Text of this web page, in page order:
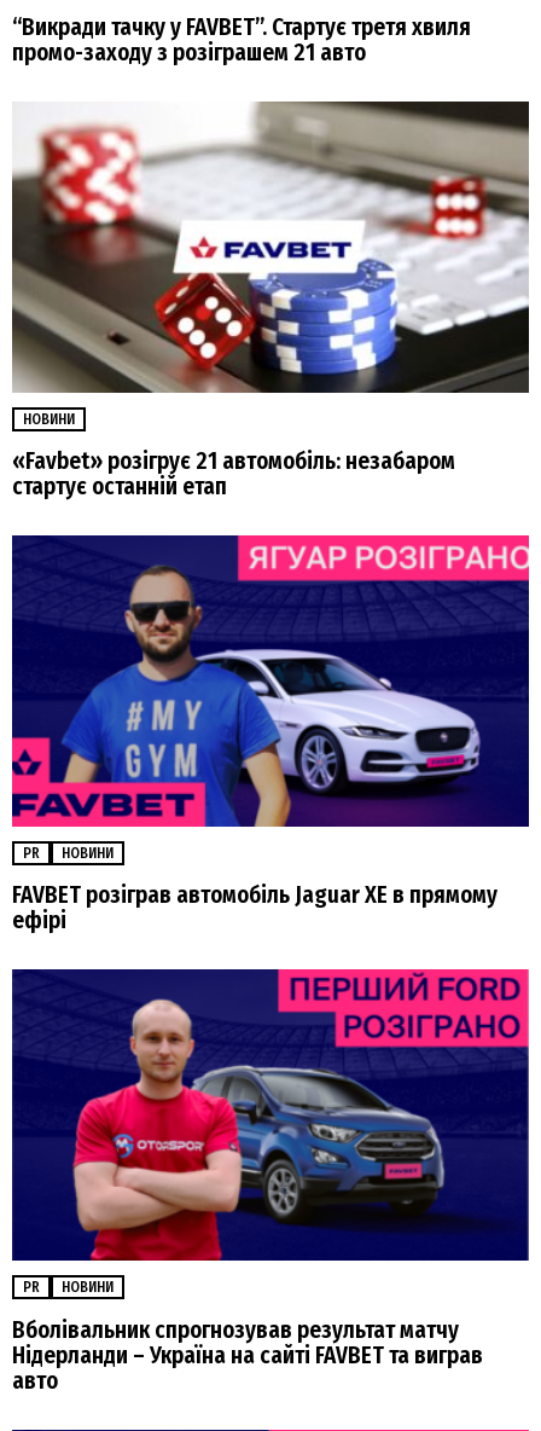
“Викради тачку у FAVBET”. Стартує третя хвиля
промо-заходу з розіграшем 21 авто
НОВИНИ
«Favbet» розігрує 21 автомобіль: незабаром
стартує останній етап
PR НОВИНИ
FAVBET розіграв автомобіль Jaguar XE в прямому
ефірі
PR НОВИНИ
Вболівальник спрогнозував результат матчу
Нідерланди – Україна на сайті FAVBET та виграв
авто